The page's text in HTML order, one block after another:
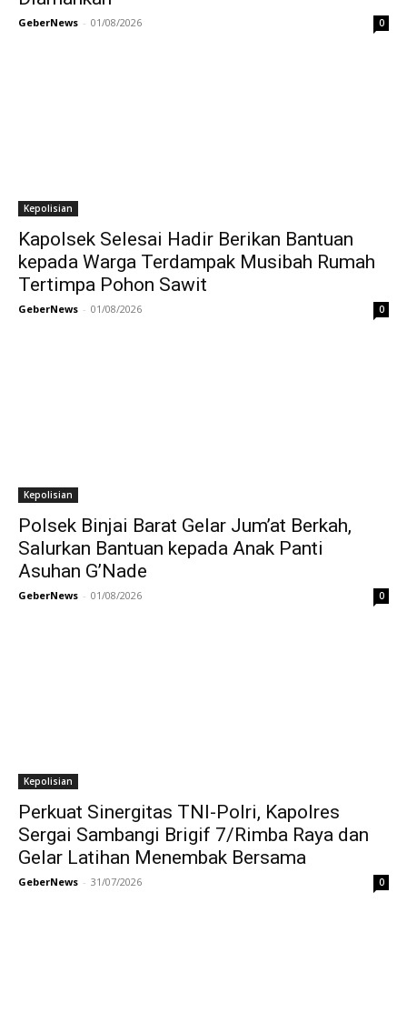
GeberNews - 01/08/2026 0
Kepolisian
Kapolsek Selesai Hadir Berikan Bantuan
kepada Warga Terdampak Musibah Rumah
Tertimpa Pohon Sawit
GeberNews - 01/08/2026 0
Kepolisian
Polsek Binjai Barat Gelar Jum’at Berkah,
Salurkan Bantuan kepada Anak Panti
Asuhan G’Nade
GeberNews - 01/08/2026 0
Kepolisian
Perkuat Sinergitas TNI-Polri, Kapolres
Sergai Sambangi Brigif 7/Rimba Raya dan
Gelar Latihan Menembak Bersama
GeberNews - 31/07/2026 0